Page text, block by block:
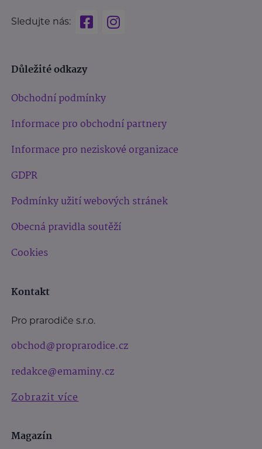
Sledujte nás:
Důležité odkazy
Obchodní podmínky
Informace pro obchodní partnery
Informace pro neziskové organizace
GDPR
Podmínky užití webových stránek
Obecná pravidla soutěží
Cookies
Kontakt
Pro prarodiče s.r.o.
obchod@proprarodice.cz
redakce@emaminy.cz
Zobrazit více
Magazín